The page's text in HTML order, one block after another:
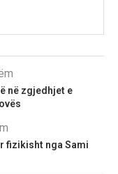
në zgjedhjet e
fizikisht nga Sami